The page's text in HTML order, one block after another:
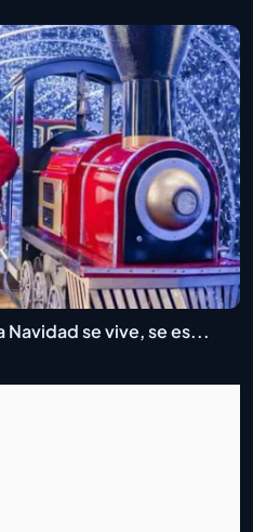
Navidad se vive, se es...